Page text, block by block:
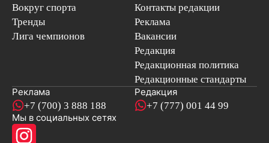
Вокруг спорта
Тренды
Лига чемпионов
Контакты редакции
Реклама
Вакансии
Редакция
Редакционная политика
Редакционные стандарты
Реклама
+7 (700) 3 888 188
Редакция
+7 (777) 001 44 99
Мы в социальных сетях